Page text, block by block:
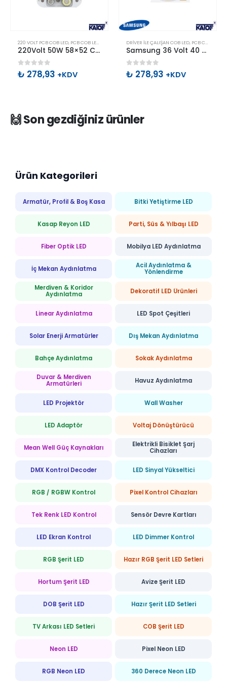
220 VOLT PCB COB LED, PCB COB LED POWER LEDLER
220Volt 50W 58×52 Cob Led Beyaz
0 out of 5
₺ 278,93 +KDV
DRIVER ILE ÇALIŞAN COB LED, PCB COB LED
Samsung 36 Volt 40 Watt Cob Led Gün Işığı
0 out of 5
₺ 278,93 +KDV
🙌 Son gezdiğiniz ürünler
Ürün Kategorileri
Armatür, Profil & Boş Kasa Bitki Yetiştirme LED
Kasap Reyon LED Parti, Süs & Yılbaşı LED
Fiber Optik LED Mobilya LED Aydınlatma
İç Mekan Aydınlatma
Acil Aydınlatma &
Yönlendirme
Merdiven & Koridor
Aydınlatma
Dekoratif LED Ürünleri
Linear Aydınlatma LED Spot Çeşitleri
Solar Enerji Armatürler Dış Mekan Aydınlatma
Bahçe Aydınlatma Sokak Aydınlatma
Duvar & Merdiven
Armatürleri
Havuz Aydınlatma
LED Projektör Wall Washer
LED Adaptör Voltaj Dönüştürücü
Mean Well Güç Kaynakları
Elektrikli Bisiklet Şarj
Cihazları
DMX Kontrol Decoder LED Sinyal Yükseltici
RGB / RGBW Kontrol Pixel Kontrol Cihazları
Tek Renk LED Kontrol Sensör Devre Kartları
LED Ekran Kontrol LED Dimmer Kontrol
RGB Şerit LED Hazır RGB Şerit LED Setleri
Hortum Şerit LED Avize Şerit LED
DOB Şerit LED Hazır Şerit LED Setleri
TV Arkası LED Setleri COB Şerit LED
Neon LED Pixel Neon LED
RGB Neon LED 360 Derece Neon LED